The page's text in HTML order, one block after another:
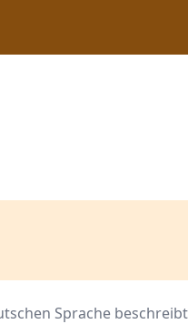
Sprache